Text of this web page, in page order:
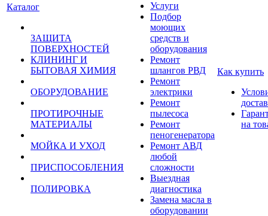
Каталог
ЗАЩИТА
ПОВЕРХНОСТЕЙ
КЛИНИНГ И
БЫТОВАЯ ХИМИЯ
ОБОРУДОВАНИЕ
ПРОТИРОЧНЫЕ
МАТЕРИАЛЫ
МОЙКА И УХОД
ПРИСПОСОБЛЕНИЯ
ПОЛИРОВКА
Услуги
Подбор
моющих
средств и
оборудования
Ремонт
шлангов РВД
Ремонт
электрики
Ремонт
пылесоса
Ремонт
пеногенератора
Ремонт АВД
любой
сложности
Выездная
диагностика
Замена масла в
оборудовании
Как купить
на